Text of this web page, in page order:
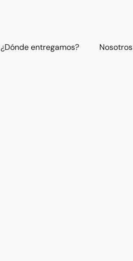
¿Dónde entregamos? Nosotros